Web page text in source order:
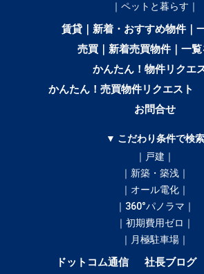
｜ペットと暮らす｜
賃貸｜新着・おすすめ物件｜
売買｜新着売買物件｜一覧
かんたん！物件リクエ
かんたん！売買物件リクエスト
お問合せ
▼ こだわり条件で検索
｜戸建｜
｜新築・築浅｜
｜オール電化｜
｜360°パノラマ｜
｜初期費用ゼロ｜
｜月極駐車場｜
ドットコム通信 社長ブログ